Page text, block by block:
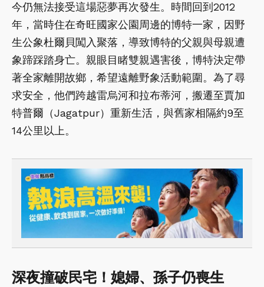
今仍無法接受這場惡夢再次發生。時間回到2012
年，當時住在奇旺國家公園周邊的博特一家，因野
生公象杜爾貝闖入聚落，導致博特的父親與母親遭
象蹄踩踏身亡。親眼目睹雙親遇害後，博特決定帶
著全家離開故鄉，希望遠離野象活動範圍。為了尋
求安全，他們跨越雷烏河和拉布蒂河，搬遷至賈加
特普爾（Jagatpur）重新生活，與舊家相隔約9至
14公里以上。
深夜撞破民宅！媳婦、孫子仍喪生